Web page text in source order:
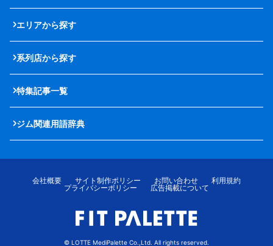
エリアから探す
系列店から探す
特集記事一覧
ジム関連用語辞典
会社概要 サイト制作ポリシー お問い合わせ
利用規約
プライバシーポリシー
広告掲載について
© LOTTE MediPalette Co.,Ltd. All rights reserved.